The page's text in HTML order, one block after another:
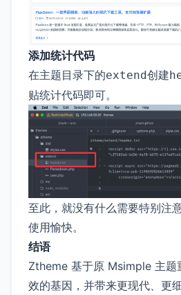
添加统计代码
在主题目录下的extend创建
贴统计代码即可。
至此，就没有什么需要特别注
使用愉快。
结语
Ztheme 基于原 Msimple 主题
效的基因，并带来更现代、更